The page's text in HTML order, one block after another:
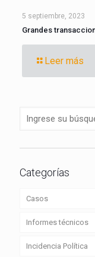
5 septiembre, 2023
Grandes
Leer más
Categorías
Casos
Informes técnicos
Incidencia Política